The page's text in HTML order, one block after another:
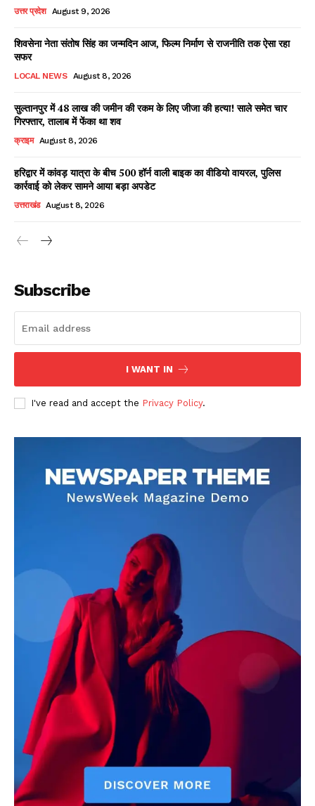
Facebook
X WhatsApp
Share
Read Latest News on AIN
DOWNLOAD NOW
AIN NEWS 1
Contact Us
Privacy Policy
Terms of Use Agreement
Facebook
X WhatsApp
Share
उत्तर प्रदेश August 9, 2026
शिवसेना नेता संतोष सिंह का जन्मदिन आज, फिल्म निर्माण से राजनीति तक ऐसा रहा
सफर
LOCAL NEWS August 8, 2026
सुल्तानपुर में 48 लाख की जमीन की रकम के लिए जीजा की हत्या! साले समेत चार
गिरफ्तार, तालाब में फेंका था शव
क्राइम August 8, 2026
हरिद्वार में कांवड़ यात्रा के बीच 500 हॉर्न वाली बाइक का वीडियो वायरल, पुलिस
कार्रवाई को लेकर सामने आया बड़ा अपडेट
उत्तराखंड August 8, 2026
Subscribe
I WANT IN
I've read and accept the Privacy Policy.